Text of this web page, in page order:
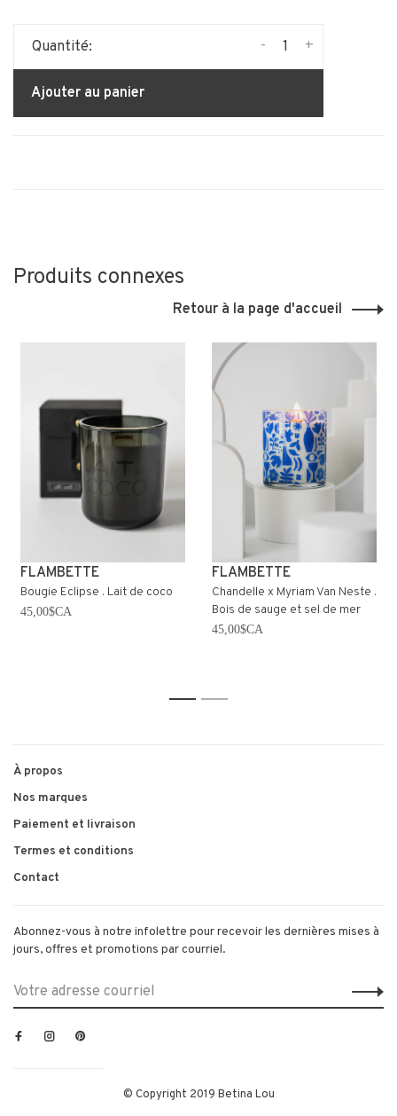
Quantité: +
-
Ajouter au panier
Produits connexes
Retour à la page d'accueil
FLAMBETTE
Bougie Eclipse . Lait de coco
45,00$CA
FLAMBETTE
Chandelle x Myriam Van Neste .
Bois de sauge et sel de mer
45,00$CA
1 2
À propos
Nos marques
Paiement et livraison
Termes et conditions
Contact
Abonnez-vous à notre infolettre pour recevoir les dernières mises à
jours, offres et promotions par courriel.